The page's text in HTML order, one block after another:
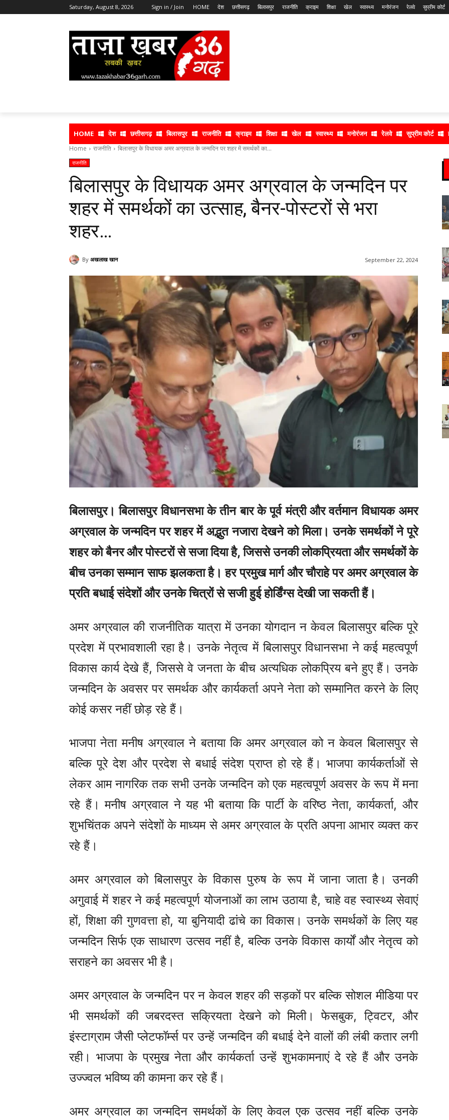
Saturday, August 8, 2026 Sign in / Join HOME देश छत्तीसगढ़ बिलासपुर राजनीति क्राइम शिक्षा खेल स्वास्थ्य मनोरंजन रेलवे सुप्रीम कोर्ट
HOME देश छत्तीसगढ़ बिलासपुर राजनीति क्राइम शिक्षा खेल स्वास्थ्य मनोरंजन रेलवे सुप्रीम कोर्ट
Home राजनीति बिलासपुर के विधायक अमर अग्रवाल के जन्मदिन पर शहर में समर्थकों का...
राजनीति
बिलासपुर के विधायक अमर अग्रवाल के जन्मदिन पर
शहर में समर्थकों का उत्साह, बैनर-पोस्टरों से भरा
शहर…
By अखलाख खान September 22, 2024
बिलासपुर। बिलासपुर विधानसभा के तीन बार के पूर्व मंत्री और वर्तमान विधायक अमर
अग्रवाल के जन्मदिन पर शहर में अद्भुत नजारा देखने को मिला। उनके समर्थकों ने पूरे
शहर को बैनर और पोस्टरों से सजा दिया है, जिससे उनकी लोकप्रियता और समर्थकों के
बीच उनका सम्मान साफ झलकता है। हर प्रमुख मार्ग और चौराहे पर अमर अग्रवाल के
प्रति बधाई संदेशों और उनके चित्रों से सजी हुई होर्डिंग्स देखी जा सकती हैं।
अमर अग्रवाल की राजनीतिक यात्रा में उनका योगदान न केवल बिलासपुर बल्कि पूरे
प्रदेश में प्रभावशाली रहा है। उनके नेतृत्व में बिलासपुर विधानसभा ने कई महत्वपूर्ण
विकास कार्य देखे हैं, जिससे वे जनता के बीच अत्यधिक लोकप्रिय बने हुए हैं। उनके
जन्मदिन के अवसर पर समर्थक और कार्यकर्ता अपने नेता को सम्मानित करने के लिए
कोई कसर नहीं छोड़ रहे हैं।
भाजपा नेता मनीष अग्रवाल ने बताया कि अमर अग्रवाल को न केवल बिलासपुर से
बल्कि पूरे देश और प्रदेश से बधाई संदेश प्राप्त हो रहे हैं। भाजपा कार्यकर्ताओं से
लेकर आम नागरिक तक सभी उनके जन्मदिन को एक महत्वपूर्ण अवसर के रूप में मना
रहे हैं। मनीष अग्रवाल ने यह भी बताया कि पार्टी के वरिष्ठ नेता, कार्यकर्ता, और
शुभचिंतक अपने संदेशों के माध्यम से अमर अग्रवाल के प्रति अपना आभार व्यक्त कर
रहे हैं।
अमर अग्रवाल को बिलासपुर के विकास पुरुष के रूप में जाना जाता है। उनकी
अगुवाई में शहर ने कई महत्वपूर्ण योजनाओं का लाभ उठाया है, चाहे वह स्वास्थ्य सेवाएं
हों, शिक्षा की गुणवत्ता हो, या बुनियादी ढांचे का विकास। उनके समर्थकों के लिए यह
जन्मदिन सिर्फ एक साधारण उत्सव नहीं है, बल्कि उनके विकास कार्यों और नेतृत्व को
सराहने का अवसर भी है।
अमर अग्रवाल के जन्मदिन पर न केवल शहर की सड़कों पर बल्कि सोशल मीडिया पर
भी समर्थकों की जबरदस्त सक्रियता देखने को मिली। फेसबुक, ट्विटर, और
इंस्टाग्राम जैसी प्लेटफॉर्म्स पर उन्हें जन्मदिन की बधाई देने वालों की लंबी कतार लगी
रही। भाजपा के प्रमुख नेता और कार्यकर्ता उन्हें शुभकामनाएं दे रहे हैं और उनके
उज्ज्वल भविष्य की कामना कर रहे हैं।
अमर अग्रवाल का जन्मदिन समर्थकों के लिए केवल एक उत्सव नहीं बल्कि उनके